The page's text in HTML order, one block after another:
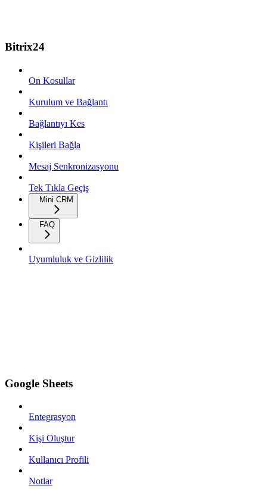
Bitrix24
On Kosullar
Kurulum ve Bağlantı
Bağlantıyı Kes
Kişileri Bağla
Mesaj Senkronizasyonu
Tek Tıkla Geçiş
Mini CRM
FAQ
Uyumluluk ve Gizlilik
Google Sheets
Entegrasyon
Kişi Oluştur
Kullanıcı Profili
Notlar